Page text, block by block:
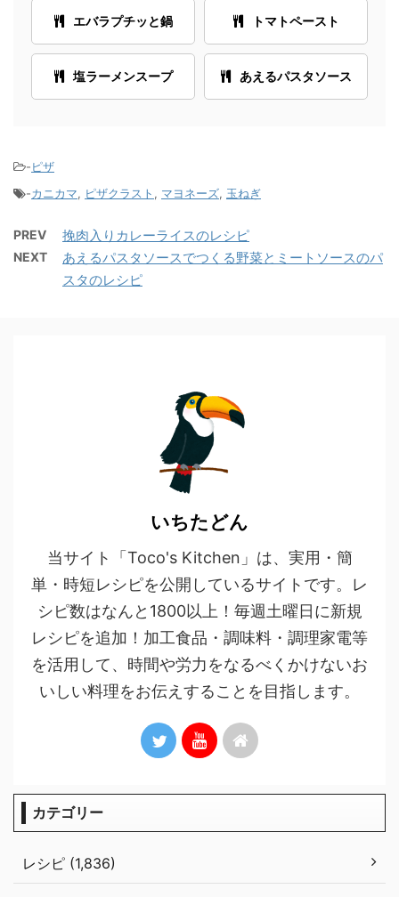
エバラプチッと鍋 トマトペースト
塩ラーメンスープ あえるパスタソース
-ピザ
-カニカマ, ピザクラスト , マヨネーズ, 玉ねぎ
PREV 挽肉入りカレーライスのレシピ
NEXT
あえるパスタソースでつくる野菜とミートソースのパ
スタのレシピ
いちたどん
当サイト「Toco's Kitchen」は、実用・簡
単・時短レシピを公開しているサイトです。レ
シピ数はなんと1800以上！毎週土曜日に新規
レシピを追加！加工食品・調味料・調理家電等
を活用して、時間や労力をなるべくかけないお
いしい料理をお伝えすることを目指します。
カテゴリー
レシピ (1,836)